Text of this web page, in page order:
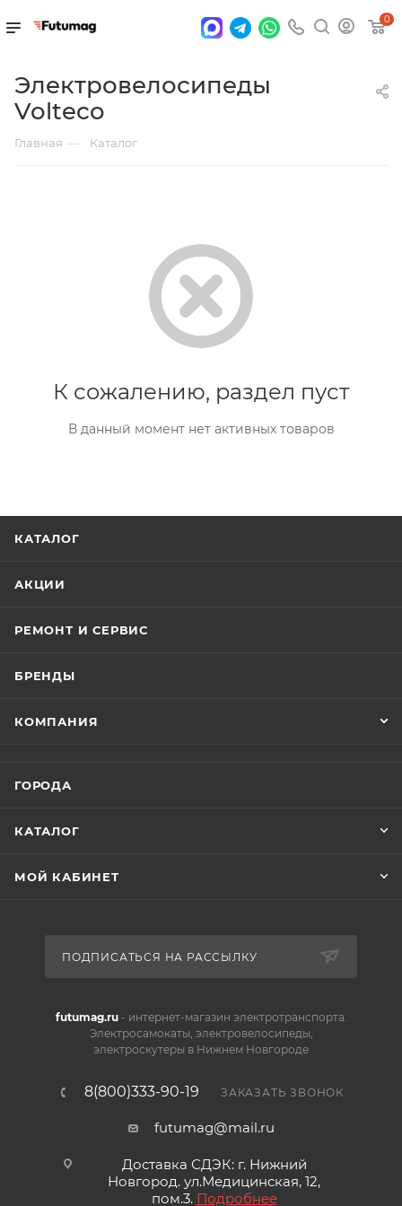
0
Электровелосипеды
Volteco
Главная — Каталог
К сожалению, раздел пуст
В данный момент нет активных товаров
КАТАЛОГ
АКЦИИ
РЕМОНТ И СЕРВИС
БРЕНДЫ
КОМПАНИЯ
ГОРОДА
КАТАЛОГ
МОЙ КАБИНЕТ
ПОДПИСАТЬСЯ НА РАССЫЛКУ
futumag.ru- интернет-магазин электротранспорта.
Электросамокаты, электровелосипеды,
электроскутеры в Нижнем Новгороде
8(800)333-90-19 ЗАКАЗАТЬ ЗВОНОК
futumag@mail.ru
Доставка СДЭК: г. Нижний
Новгород. ул.Медицинская, 12,
пом.3. Подробнее